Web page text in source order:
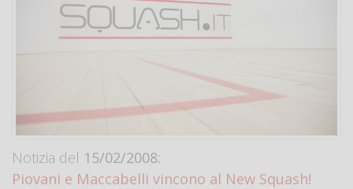
Notizia del 15/02/2008:
Piovani e Maccabelli vincono al New Squash!